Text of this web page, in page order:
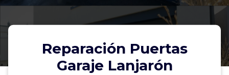
Reparación Puertas
Garaje Lanjarón